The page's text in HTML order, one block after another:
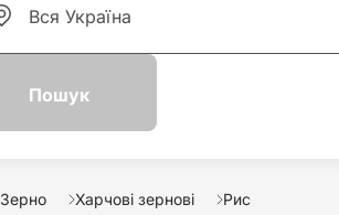
Зерно Харчові зернові Рис